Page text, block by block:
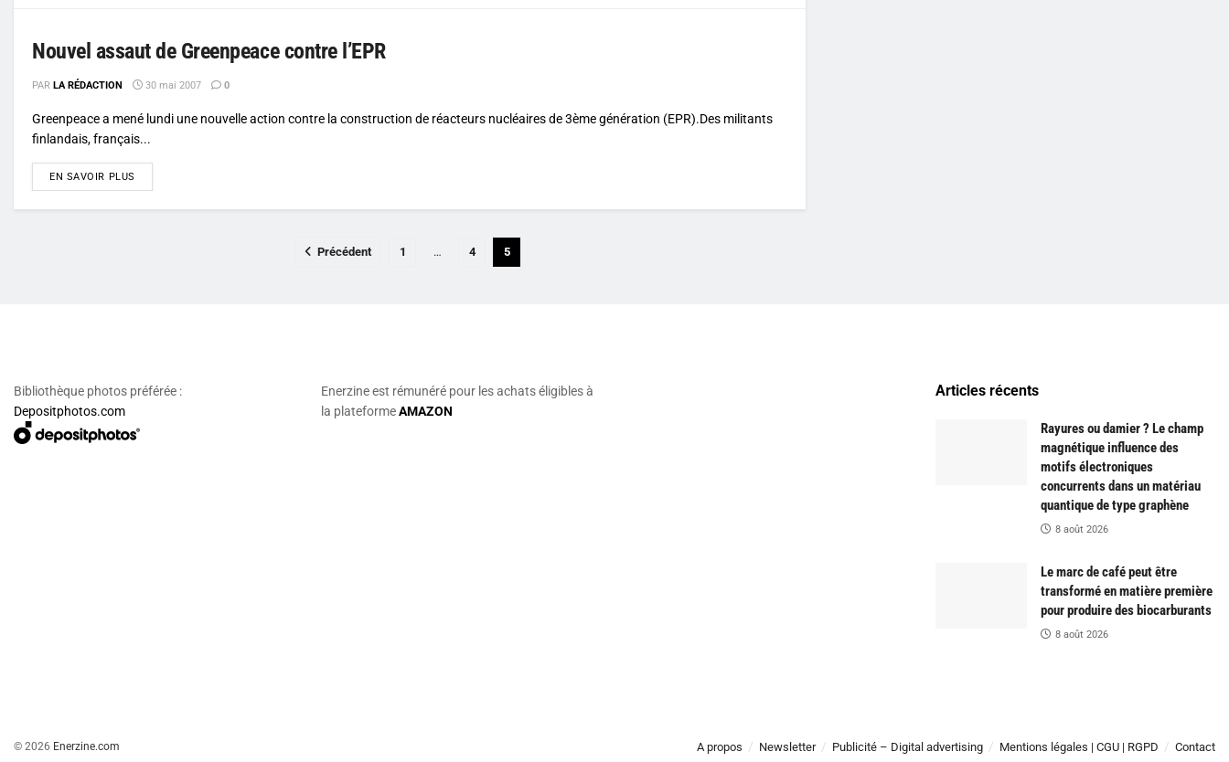
Nouvel assaut de Greenpeace contre l’EPR
PAR LA RÉDACTION 30 mai 2007 0
Greenpeace a mené lundi une nouvelle action contre la construction de réacteurs nucléaires de 3ème génération (EPR).Des militants
finlandais, français...
EN SAVOIR PLUS
Précédent 1 … 4 5
Bibliothèque photos préférée :
Depositphotos.com
Enerzine est rémunéré pour les achats éligibles à
la plateformeAMAZON
Articles récents
Rayures ou damier ? Le champ
magnétique influence des
motifs électroniques
concurrents dans un matériau
quantique de type graphène
8 août 2026
Le marc de café peut être
transformé en matière première
pour produire des biocarburants
8 août 2026
A propos Newsletter Publicité – Digital advertising Mentions légales | CGU | RGPD Contact
© 2026 Enerzine.com